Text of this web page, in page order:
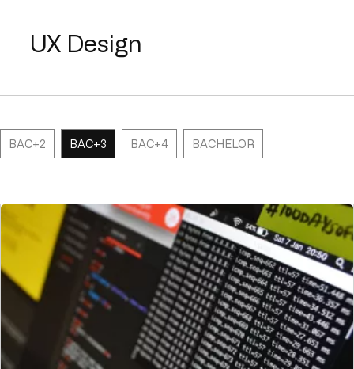
UX Design
BAC+2 BAC+3 BAC+4 BACHELOR